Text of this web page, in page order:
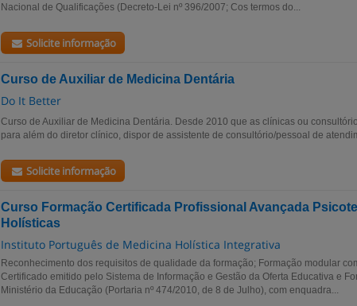
Nacional de Qualificações (Decreto-Lei nº 396/2007; Cos termos do...
Solicite informação
Curso de Auxiliar de Medicina Dentária
Do It Better
Curso de Auxiliar de Medicina Dentária. Desde 2010 que as clínicas ou
para além do diretor clínico, dispor de assistente de consultório/pessoal de
Solicite informação
Curso Formação Certificada Profissional Avançada
Holísticas
Instituto Português de Medicina Holística Integrativa
Reconhecimento dos requisitos de qualidade da formação; Formação modular
Certificado emitido pelo Sistema de Informação e Gestão da Oferta Educativa e
Ministério da Educação (Portaria nº 474/2010, de 8 de Julho), com enquadra...